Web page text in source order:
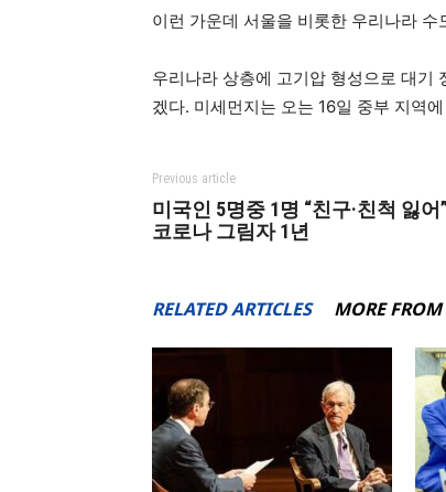
이런 가운데 서울을 비롯한 우리나라
우리나라 상층에 고기압 형성으로 대기
겠다. 미세먼지는 오는 16일 중부 지역
Previous article
미국인 5명중 1명 “친구·친척 잃
코로나 그림자 1년
RELATED ARTICLES MORE